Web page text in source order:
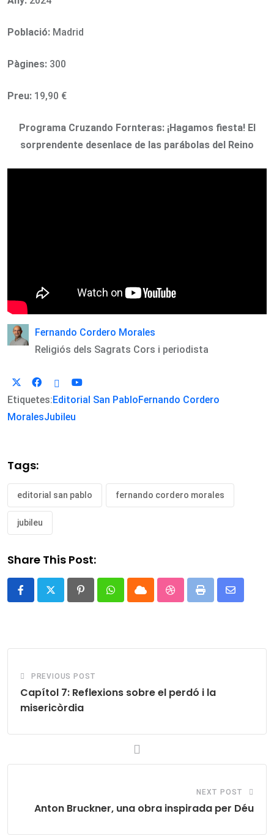
Població: Madrid
Pàgines: 300
Preu: 19,90 €
Programa Cruzando Fornteras: ¡Hagamos fiesta! El
sorprendente desenlace de las parábolas del Reino
Fernando Cordero Morales
Religiós dels Sagrats Cors i periodista
Etiquetes:Editorial San PabloFernando Cordero
MoralesJubileu
Tags:
editorial san pablo fernando cordero morales
jubileu
Share This Post:
PinterestWhatsappCloud StumbleUpon
Print
Share
PREVIOUS POST
Capítol 7: Reflexions sobre el perdó i la
misericòrdia
NEXT POST
Anton Bruckner, una obra inspirada per Déu